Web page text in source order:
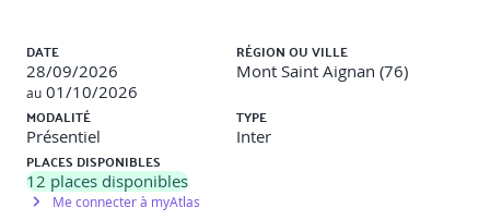
5. SURVEILLER ET MAINTENIR UNE INFRASTRUCTURE
AZURE VIRTUAL DESKTOP
Planifier et mettre en oeuvre la continuité des
activités et la reprise après sinistre
Automatiser les tâches de gestion Azure Virtual
Desktop
DATE
28/09/2026
au 01/10/2026
RÉGION OU VILLE
Mont Saint Aignan (76)
MODALITÉ
Présentiel
TYPE
Inter
PLACES DISPONIBLES
12 places disponibles
Me connecter à myAtlas